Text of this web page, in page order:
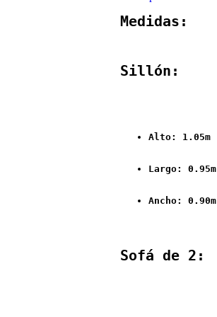
Medidas:
Sillón:
Alto: 1.05m
Largo: 0.95m
Ancho: 0.90m
Sofá de 2: